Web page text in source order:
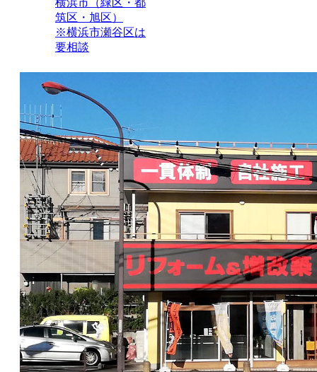
筑区・旭区）
※横浜市瀬谷区は
要相談